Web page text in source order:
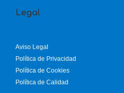
Legal
Aviso Legal
Política de Privacidad
Política de Cookies
Política de Calidad